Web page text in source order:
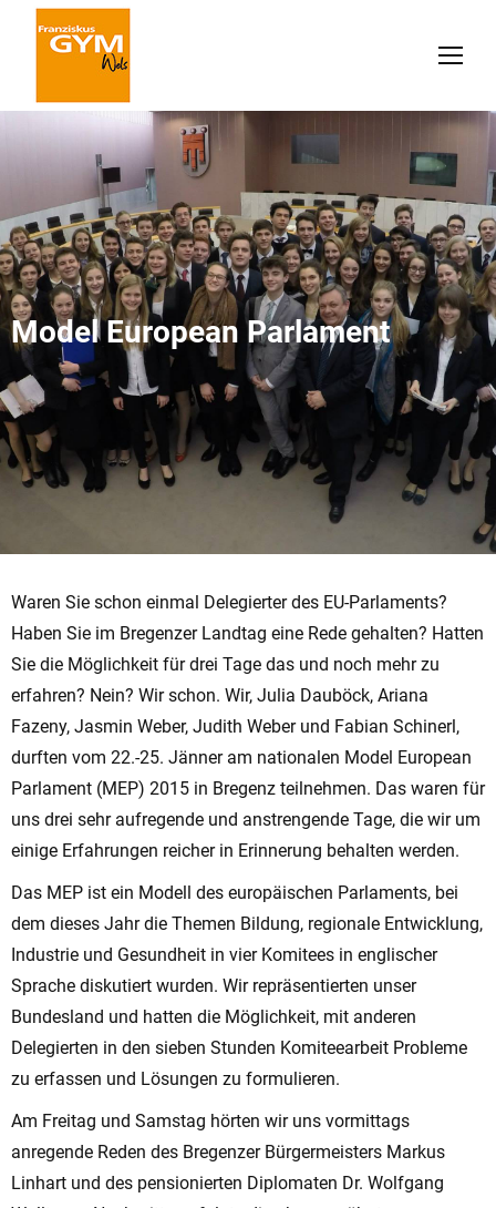
Model European Parlament
Waren Sie schon einmal Delegierter des EU-Parlaments?
Haben Sie im Bregenzer Landtag eine Rede gehalten? Hatten
Sie die Möglichkeit für drei Tage das und noch mehr zu
erfahren? Nein? Wir schon. Wir, Julia Dauböck, Ariana
Fazeny, Jasmin Weber, Judith Weber und Fabian Schinerl,
durften vom 22.-25. Jänner am nationalen Model European
Parlament (MEP) 2015 in Bregenz teilnehmen. Das waren für
uns drei sehr aufregende und anstrengende Tage, die wir um
einige Erfahrungen reicher in Erinnerung behalten werden.
Das MEP ist ein Modell des europäischen Parlaments, bei
dem dieses Jahr die Themen Bildung, regionale Entwicklung,
Industrie und Gesundheit in vier Komitees in englischer
Sprache diskutiert wurden. Wir repräsentierten unser
Bundesland und hatten die Möglichkeit, mit anderen
Delegierten in den sieben Stunden Komiteearbeit Probleme
zu erfassen und Lösungen zu formulieren.
Am Freitag und Samstag hörten wir uns vormittags
anregende Reden des Bregenzer Bürgermeisters Markus
Linhart und des pensionierten Diplomaten Dr. Wolfgang